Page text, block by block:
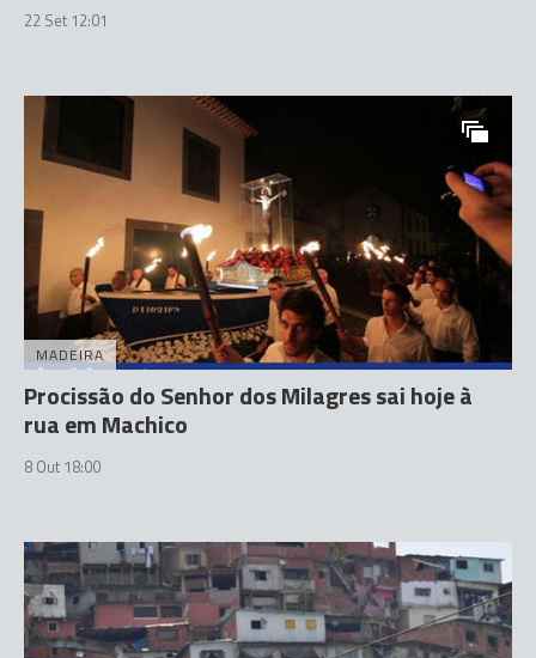
22 Set 12:01
MADEIRA
Procissão do Senhor dos Milagres sai hoje à
rua em Machico
8 Out 18:00